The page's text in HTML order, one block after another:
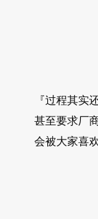
『过程其实
甚至要求厂
会被大家喜